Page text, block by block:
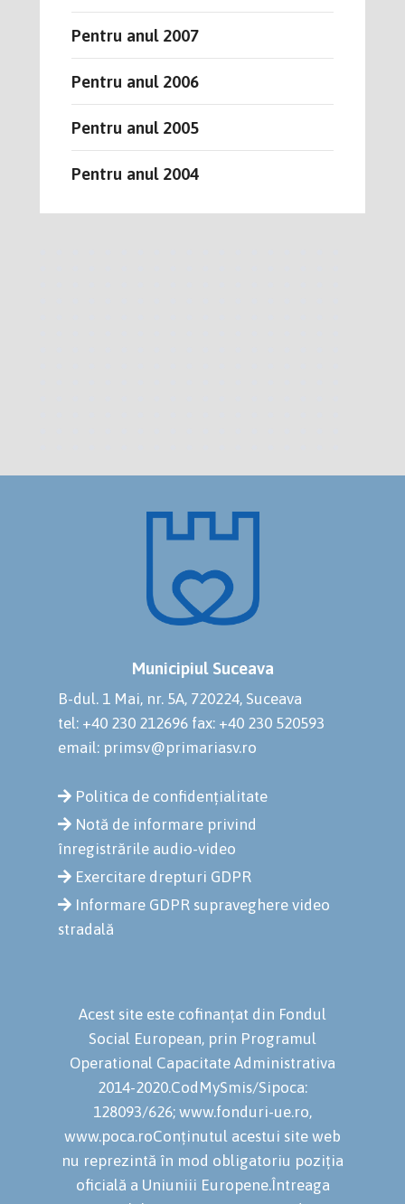
Pentru anul 2007
Pentru anul 2006
Pentru anul 2005
Pentru anul 2004
Municipiul Suceava
B-dul. 1 Mai, nr. 5A, 720224, Suceava
tel: +40 230 212696 fax: +40 230 520593
email: primsv@primariasv.ro
Politica de confidențialitate
Notă de informare privind
înregistrările audio-video
Exercitare drepturi GDPR
Informare GDPR supraveghere video
stradală
Acest site este cofinanțat din Fondul
Social European, prin Programul
Operational Capacitate Administrativa
2014-2020.CodMySmis/Sipoca:
128093/626; www.fonduri-ue.ro,
www.poca.roConținutul acestui site web
nu reprezintă în mod obligatoriu poziția
oficială a Uniuniii Europene.Întreaga